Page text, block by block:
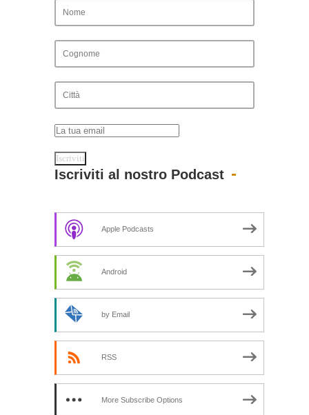
Iscriviti al nostro Podcast
Apple Podcasts
Android
by Email
RSS
More Subscribe Options